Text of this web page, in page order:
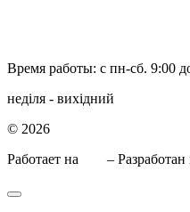
Время работы: с пн-сб. 9:00
неділя - вихідний
© 2026
Работает на
– Разработан